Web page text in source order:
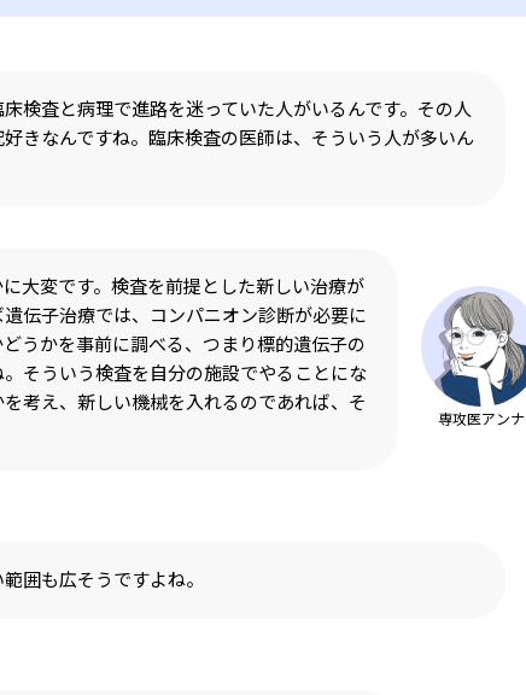
検査と病理で進路を迷っていた人がいるんです。その人
きなんですね。臨床検査の医師は、そういう人が多いん
専攻医アンナ
大変です。検査を前提とした新しい治療が
伝子治療では、コンパニオン診断が必要に
うかを事前に調べる、つまり標的遺伝子の
そういう検査を自分の施設でやることにな
考え、新しい機械を入れるのであれば、そ
囲も広そうですよね。